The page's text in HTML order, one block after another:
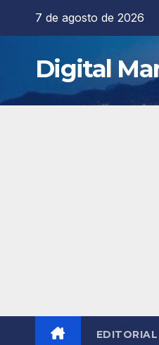
7 de agosto de 2026
Digital
EDITORIAL